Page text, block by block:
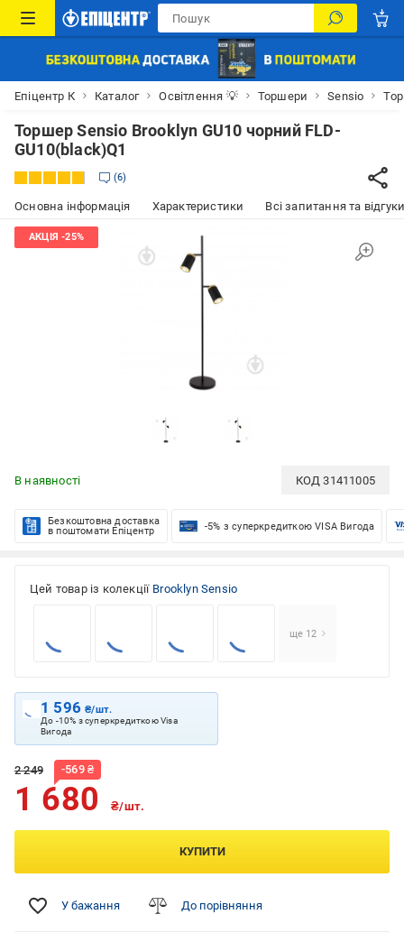
Епіцентр К Каталог Освітлення 💡 Торшери Sensio
Торшер Sensio Brooklyn GU10 чорний FLD-
GU10(black)Q1
6
Основна інформація Характеристики Всі запитання та
В наявності КОД31411005
Безкоштовна доставка
в поштомати Епіцентр
-5% з суперкредиткою VISA Вигода
Цей товар із колекції Brooklyn Sensio
ще 12
1 596₴/шт.
До -10% з суперкредиткою Visa
Вигода
2 249 -569₴
1 680 ₴/шт.
КУПИТИ
У бажання До порівняння